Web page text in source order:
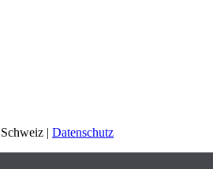
| Datenschutz